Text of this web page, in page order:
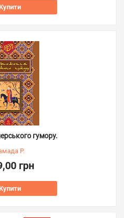
гумору.
Р.
грн